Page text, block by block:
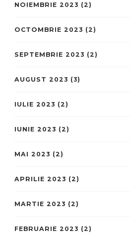
NOIEMBRIE 2023 (2)
OCTOMBRIE 2023 (2)
SEPTEMBRIE 2023 (2)
AUGUST 2023 (3)
IULIE 2023 (2)
IUNIE 2023 (2)
MAI 2023 (2)
APRILIE 2023 (2)
MARTIE 2023 (2)
FEBRUARIE 2023 (2)